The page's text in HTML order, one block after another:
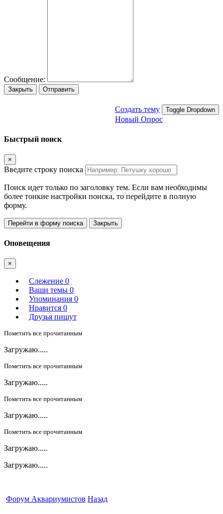
Сообщение:
Закрыть Отправить
Создать тему Toggle Dropdown
Новый Опрос
Быстрый поиск
×
Введите строку поиска
Поиск идет только по заголовку тем. Если вам необходимы
более тонкие настройки поиска, то перейдите в полную
форму.
Перейти в форму поиска Закрыть
Оповещения
×
Слежение 0
Ваши темы 0
Упоминания 0
Нравится 0
Друзья пишут
Пометить все прочитанным
Загружаю.....
Пометить все прочитанным
Загружаю.....
Пометить все прочитанным
Загружаю.....
Пометить все прочитанным
Загружаю.....
Загружаю.....
Форум Аквариумистов Назад